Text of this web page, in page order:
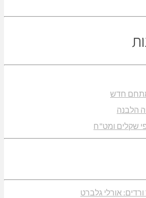
הלבנה
שקלים ומט"ח
אורלי גלברט